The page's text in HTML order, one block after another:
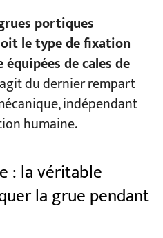
portiques
le type de fixation
de cales de
du dernier rempart
indépendant
humaine.
: la véritable
la grue pendant